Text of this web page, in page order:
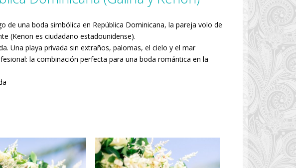
de una boda simbólica en República Dominicana, la pareja volo de
(Kenon es ciudadano estadounidense).
Una playa privada sin extraños, palomas, el cielo y el mar
la combinación perfecta para una boda romántica en la